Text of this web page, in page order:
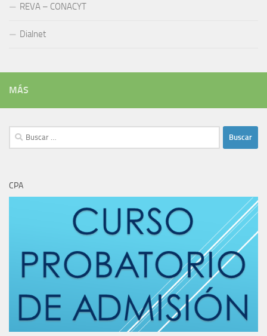
REVA – CONACYT
Dialnet
MÁS
Buscar:
CPA